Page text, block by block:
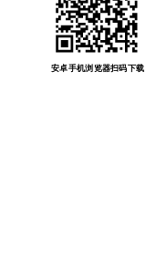
安卓手机浏览器扫码下载